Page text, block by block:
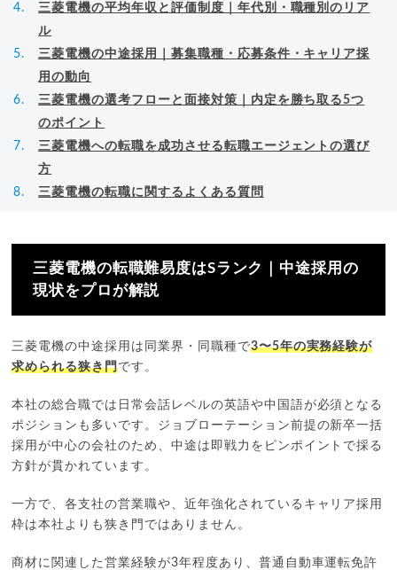
三菱電機の平均年収と評価制度｜年代別・職種別のリア
ル
三菱電機の中途採用｜募集職種・応募条件・キャリア採
用の動向
三菱電機の選考フローと面接対策｜内定を勝ち取る5つ
のポイント
三菱電機への転職を成功させる転職エージェントの選び
方
三菱電機の転職に関するよくある質問
三菱電機の転職難易度はSランク｜中途採用の
現状をプロが解説
三菱電機の中途採用は同業界・同職種で3〜5年の実務経験が
求められる狭き門です。
本社の総合職では日常会話レベルの英語や中国語が必須となる
ポジションも多いです。ジョブローテーション前提の新卒一括
採用が中心の会社のため、中途は即戦力をピンポイントで採る
方針が貫かれています。
一方で、各支社の営業職や、近年強化されているキャリア採用
枠は本社よりも狭き門ではありません。
商材に関連した営業経験が3年程度あり、普通自動車運転免許